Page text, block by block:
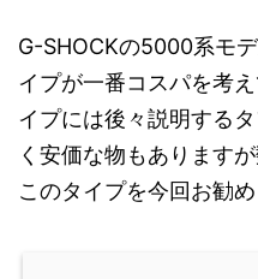
G-SHOCKの5000系モ
イプが一番コスパを考
イプには後々説明する
く安価な物もあります
このタイプを今回お勧め